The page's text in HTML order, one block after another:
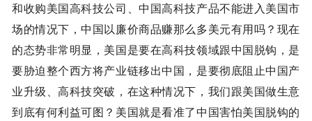
和收购美国高科技公司、中国高科技产品不能进入美国市
场的情况下，中国以廉价商品赚那么多美元有用吗？现在
的态势非常明显，美国是要在高科技领域跟中国脱钩，是
要胁迫整个西方将产业链移出中国，是要彻底阻止中国产
业升级、高科技突破，在这种情况下，我们跟美国做生意
到底有何利益可图？美国就是看准了中国害怕美国脱钩的